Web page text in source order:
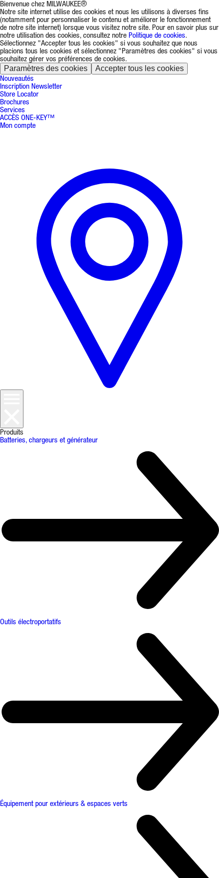
Bienvenue chez MILWAUKEE®
Notre site internet utilise des cookies et nous les utilisons à diverses fins
(notamment pour personnaliser le contenu et améliorer le fonctionnement
de notre site internet) lorsque vous visitez notre site. Pour en savoir plus sur
notre utilisation des cookies, consultez notre Politique de cookies.
Sélectionnez "Accepter tous les cookies" si vous souhaitez que nous
placions tous les cookies et sélectionnez "Paramètres des cookies" si vous
souhaitez gérer vos préférences de cookies.
Paramètres des cookies Accepter tous les cookies
Nouveautés
Inscription Newsletter
Store Locator
Brochures
Services
ACCÈS ONE-KEY™
Mon compte
Produits
Batteries, chargeurs et générateur
Outils électroportatifs
Équipement pour extérieurs & espaces verts